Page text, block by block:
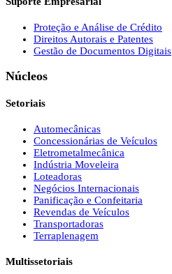
Proteção e Análise de Crédito
Direitos Autorais e Patentes
Gestão de Documentos Digitais
Núcleos
Setoriais
Automecânicas
Concessionárias de Veículos
Eletrometalmecânica
Indústria Moveleira
Loteadoras
Negócios Internacionais
Panificação e Confeitaria
Revendas de Veículos
Transportadoras
Terraplenagem
Multissetoriais